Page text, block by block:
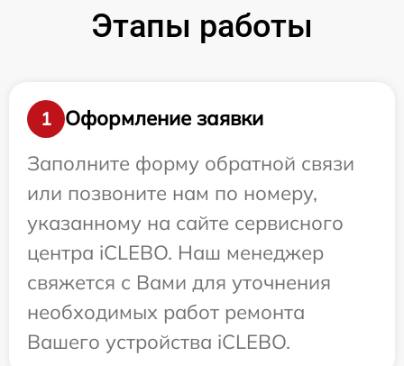
Этапы работы
1
Оформление заявки
Заполните форму обратной связи
или позвоните нам по номеру,
указанному на сайте сервисного
центра iCLEBO. Наш менеджер
свяжется с Вами для уточнения
необходимых работ ремонта
Вашего устройства iCLEBO.